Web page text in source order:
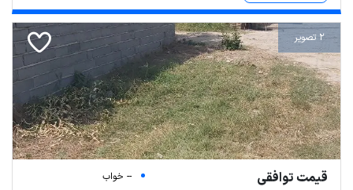
2 تصویر
قیمت توافقی
-- خواب